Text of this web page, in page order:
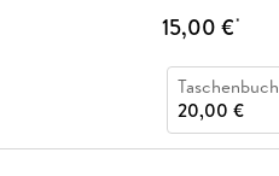
15,00 €*
Taschenbuch
20,00 €